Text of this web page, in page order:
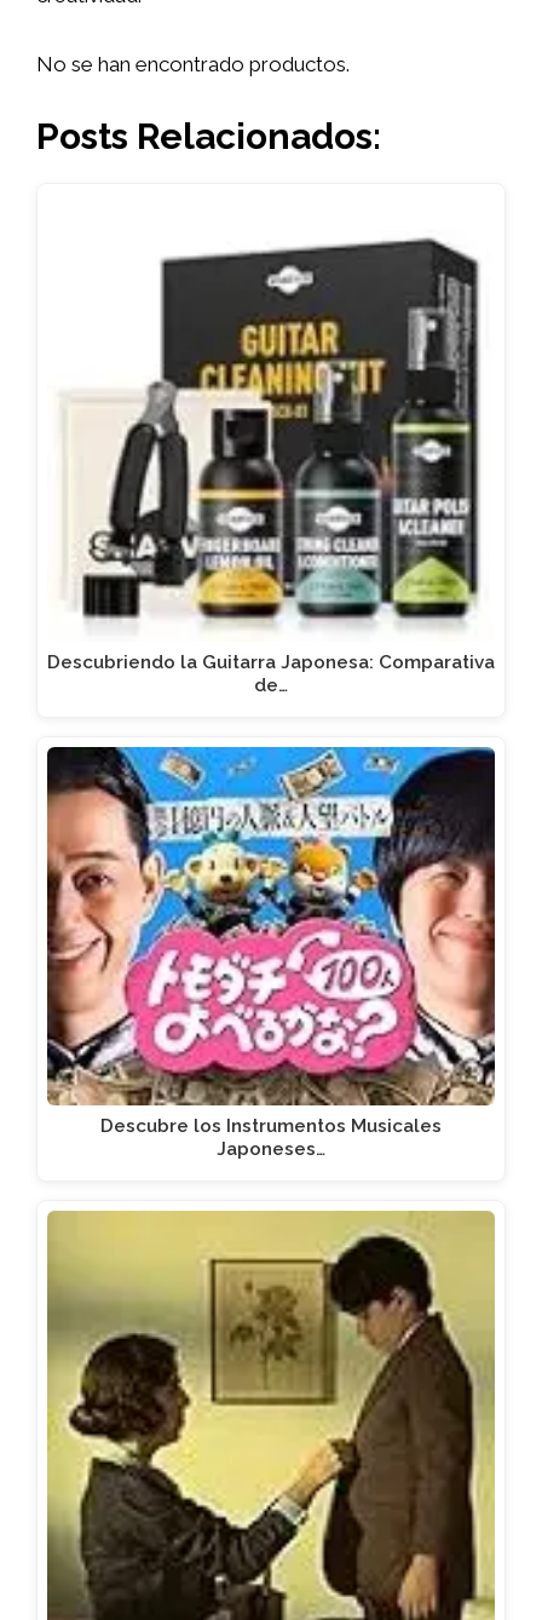
No se han encontrado productos.
Posts Relacionados:
Descubriendo la Guitarra Japonesa: Comparativa
de…
Descubre los Instrumentos Musicales
Japoneses…